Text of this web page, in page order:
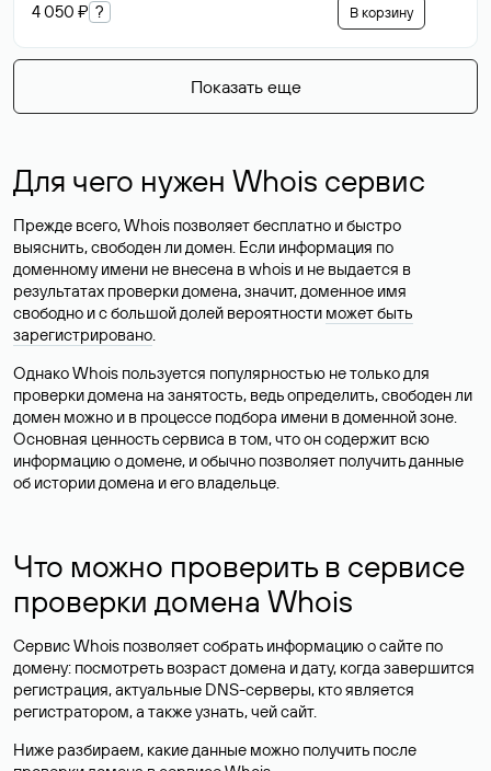
4 050 ₽ ? В корзину
Показать еще
Для чего нужен Whois сервис
Прежде всего, Whois позволяет бесплатно и быстро
выяснить, свободен ли домен. Если информация по
доменному имени не внесена в whois и не выдается в
результатах проверки домена, значит, доменное имя
свободно и с большой долей вероятности может быть
зарегистрировано.
Однако Whois пользуется популярностью не только для
проверки домена на занятость, ведь определить, свободен ли
домен можно и в процессе подбора имени в доменной зоне.
Основная ценность сервиса в том, что он содержит всю
информацию о домене, и обычно позволяет получить данные
об истории домена и его владельце.
Что можно проверить в сервисе
проверки домена Whois
Сервис Whois позволяет собрать информацию о сайте по
домену: посмотреть возраст домена и дату, когда завершится
регистрация, актуальные DNS-серверы, кто является
регистратором, а также узнать, чей сайт.
Ниже разбираем, какие данные можно получить после